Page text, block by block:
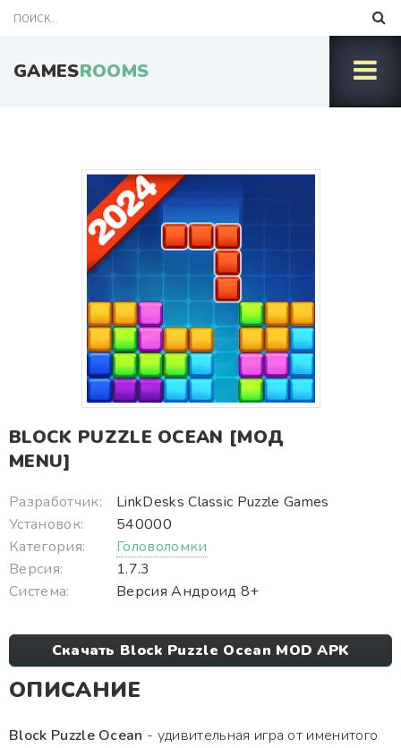
GAMESROOMS
BLOCK PUZZLE OCEAN [МОД
MENU]
Разработчик:
LinkDesks Classic Puzzle Games
Установок:
540000
Категория:
Головоломки
Версия:
1.7.3
Система:
Версия Андроид 8+
Скачать Block Puzzle Ocean MOD APK
ОПИСАНИЕ
Block Puzzle Ocean - удивительная игра от именитого